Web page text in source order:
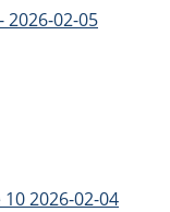
02-05
2026-02-04